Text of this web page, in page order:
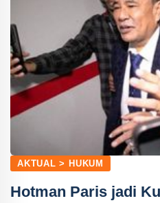
AKTUAL > HUKUM
Hotman Paris jadi